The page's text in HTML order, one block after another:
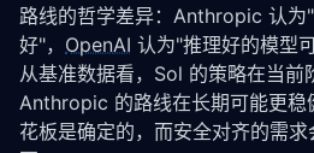
路线的哲学差异：Anthropic 认为
好"， OpenAI 认为"推理好的模型
从基准数据看，Sol 的策略在当前
Anthropic 的路线在长期可能更
花板是确定的，而安全对齐的需